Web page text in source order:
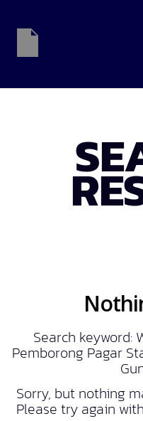
Search keyword:
Pemborong Pagar
Sorry, but nothing
Please try again